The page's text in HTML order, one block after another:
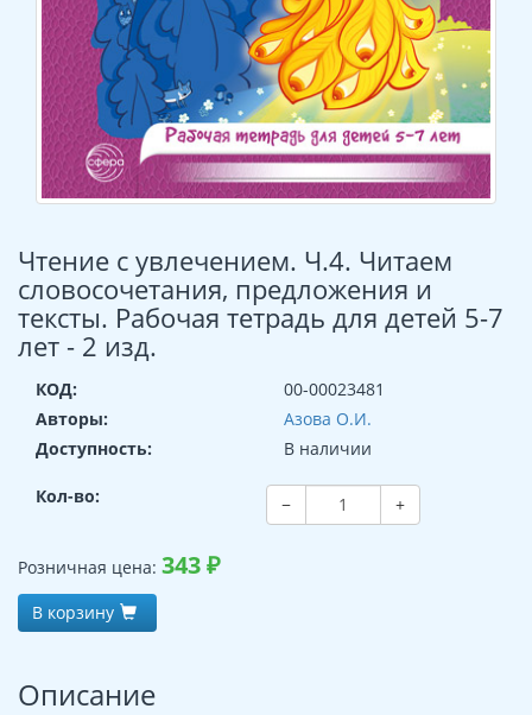
Чтение с увлечением. Ч.4. Читаем
словосочетания, предложения и
тексты. Рабочая тетрадь для детей 5-7
лет - 2 изд.
КОД:
00-00023481
Авторы:
Азова О.И.
Доступность:
В наличии
Кол-во: − +
Розничная цена: 343₽
В корзину
Описание